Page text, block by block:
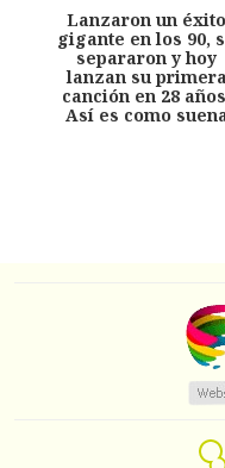
Lanzaron un éxito
gigante en los 90,
separaron y hoy
lanzan su primera
canción en 28
Así es como